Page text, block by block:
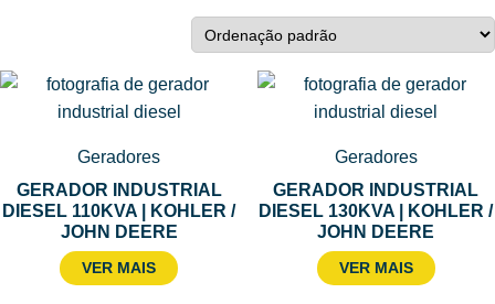
Geradores
GERADOR INDUSTRIAL
DIESEL 110KVA | KOHLER /
JOHN DEERE
VER MAIS
Geradores
GERADOR INDUSTRIAL
DIESEL 130KVA | KOHLER /
JOHN DEERE
VER MAIS